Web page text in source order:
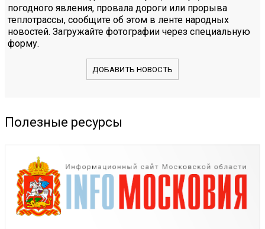
погодного явления, провала дороги или прорыва
теплотрассы, сообщите об этом в ленте народных
новостей. Загружайте фотографии через специальную
форму.
ДОБАВИТЬ НОВОСТЬ
Полезные ресурсы